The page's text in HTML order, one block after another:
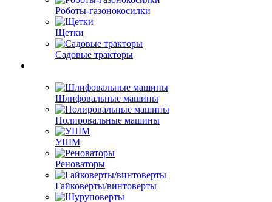
Роботы-газонокосилки
Щетки
Садовые тракторы
Шлифовальные машины
Полировальные машины
УШМ
Реноваторы
Гайковерты/винтоверты